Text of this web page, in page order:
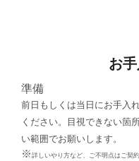
お
準備
前日もしくは当日にお手入
ください。目視できない箇
い範囲でお願いします。
※ 詳しいやり方など、ご不明点はご契